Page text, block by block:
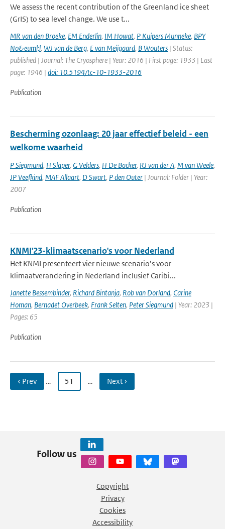
We assess the recent contribution of the Greenland ice sheet
(GrIS) to sea level change. We use t...
MR van den Broeke, EM Enderlin, IM Howat, P Kuipers Munneke, BPY
No&euml;l, WJ van de Berg, E van Meijgaard, B Wouters | Status:
published | Journal: The Cryosphere | Year: 2016 | First page: 1933 | Last
page: 1946 | doi: 10.5194/tc-10-1933-2016
Publication
Bescherming ozonlaag: 20 jaar effectief beleid - een
welkome waarheid
P Siegmund, H Slaper, G Velders, H De Backer, RJ van der A, M van Weele,
JP Veefkind, MAF Allaart, D Swart, P den Outer | Journal: Folder | Year:
2007
Publication
KNMI'23-klimaatscenario's voor Nederland
Het KNMI presenteert vier nieuwe scenario’s voor
klimaatverandering in Nederland inclusief Caribi...
Janette Bessembinder, Richard Bintanja, Rob van Dorland, Carine
Homan, Bernadet Overbeek, Frank Selten, Peter Siegmund | Year: 2023 |
Pages: 65
Publication
‹ Prev … 51 … Next ›
Follow us
Copyright
Privacy
Cookies
Accessibility